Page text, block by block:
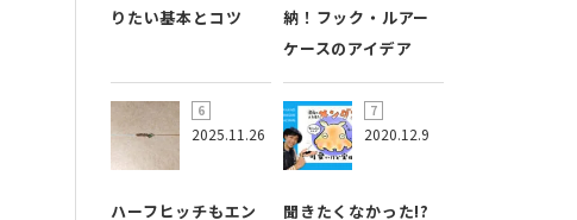
りたい基本とコツ
納！フック・ルアー
ケースのアイデア
2025.11.26
ハーフヒッチもエン
2020.12.9
聞きたくなかった!?